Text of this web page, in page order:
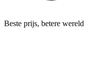
Beste prijs, betere wereld